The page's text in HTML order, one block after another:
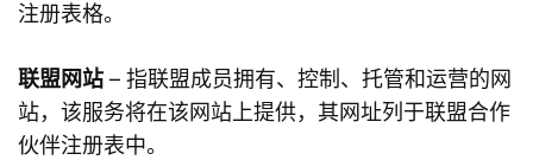
注册表格。
联盟网站 – 指联盟成员拥有、控制、托管和运营的网
站，该服务将在该网站上提供，其网址列于联盟合作
伙伴注册表中。